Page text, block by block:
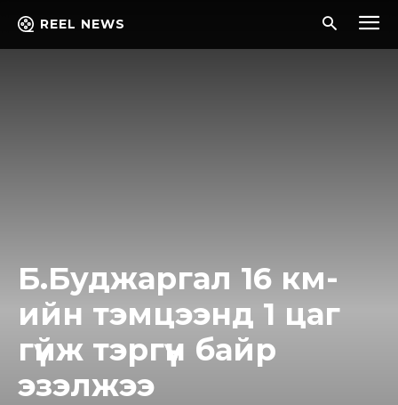
REEL NEWS
Б.Буджаргал 16 км-
ийн тэмцээнд 1 цаг
гүйж тэргүүн байр
эзэлжээ